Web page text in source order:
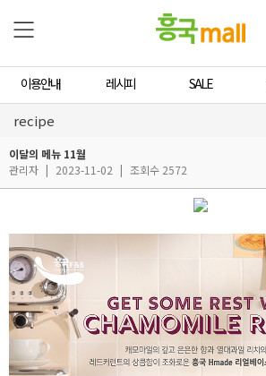
이용안내 레시피 SALE
recipe
이달의 메뉴 11월
관리자 | 2023-11-02 | 조회수 2572